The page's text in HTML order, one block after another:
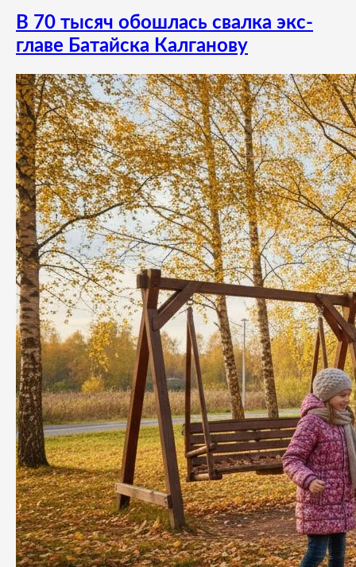
В 70 тысяч обошлась свалка экс-
главе Батайска Калганову